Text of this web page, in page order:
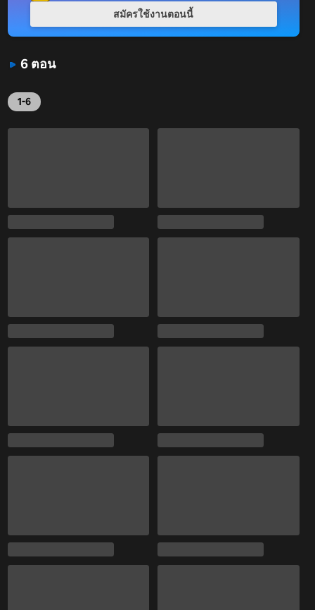
6 ตอน
1-6
สมัครใช้งานตอนนี้